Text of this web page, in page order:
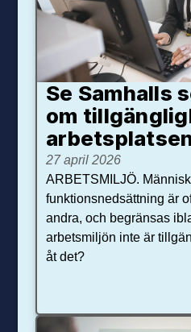
Se Samhalls
om
27 april 2026
ARBETSMILJÖ.
funktionsnedsättning är
andra, och begränsas
arbetsmiljön inte är
åt det?